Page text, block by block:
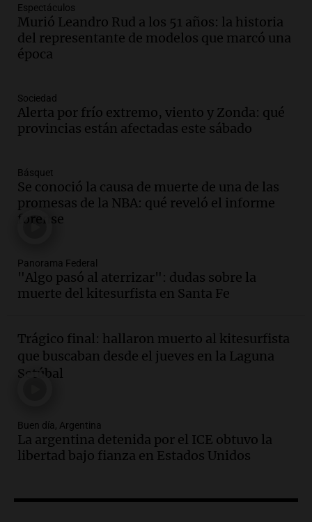
Audio. Murió Jorge Messi
Una mañana para todos
Audio.
contra el tiempo: necesita un trasplante
para poder seguir viviend
Audio. Estiman que la inflación nacional
de julio será menor al 2,9% registrado
en CABA
Una mañana para todos
Audio.El Senado provincial establece
protocolo contra ciberbullying y
grooming en escuelas de Salta
Audio.Desayuno ideal: nutrición
personalizada y diversidad para romper
el ayuno nocturno
Audio.Altas Cumbres: rescataron a una
cabra que llevaba ocho días atrapada en
un precipicio
Espectáculos
Murió Leandro Rud a los 51 años: la historia
del representante de modelos que marcó una
época
Sociedad
Alerta por frío extremo, viento y Zonda: qué
provincias están afectadas este sábado
Básquet
Se conoció la causa de muerte de una de las
promesas de la NBA: qué reveló el informe
forense
Panorama Federal
"Algo pasó al aterrizar": dudas sobre la
muerte del kitesurfista en Santa Fe
Trágico final: hallaron muerto al kitesurfista
que buscaban desde el jueves en la Laguna
Setúbal
Buen día, Argentina
La argentina detenida por el ICE obtuvo la
libertad bajo fianza en Estados Unidos